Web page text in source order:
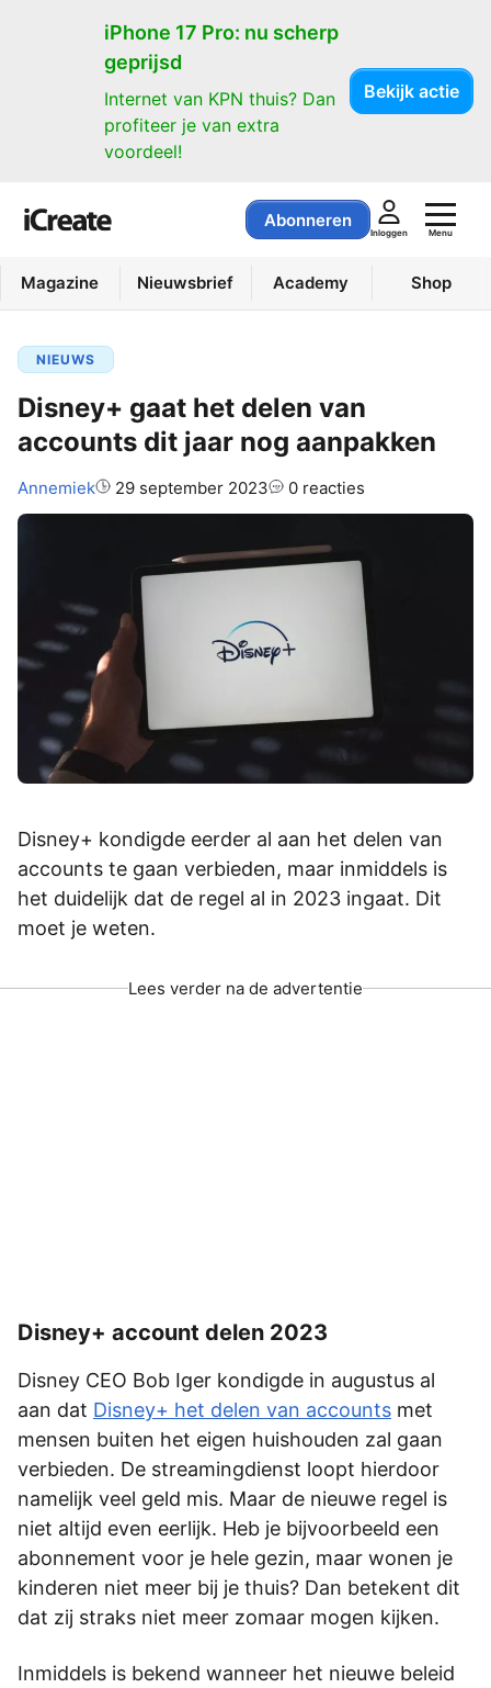
iPhone 17 Pro: nu scherp
geprijsd
Internet van KPN thuis? Dan
profiteer je van extra
voordeel!
Bekijk actie
Abonneren
Inloggen Menu
Magazine Nieuwsbrief Academy Shop
NIEUWS
Disney+ gaat het delen van
accounts dit jaar nog aanpakken
Auteur:
Annemiek 29 september 2023 0 reacties
Disney+ kondigde eerder al aan het delen van
accounts te gaan verbieden, maar inmiddels is
het duidelijk dat de regel al in 2023 ingaat. Dit
moet je weten.
Lees verder na de advertentie
Disney+ account delen 2023
Disney CEO Bob Iger kondigde in augustus al
aan dat Disney+ het delen van accounts met
mensen buiten het eigen huishouden zal gaan
verbieden. De streamingdienst loopt hierdoor
namelijk veel geld mis. Maar de nieuwe regel is
niet altijd even eerlijk. Heb je bijvoorbeeld een
abonnement voor je hele gezin, maar wonen je
kinderen niet meer bij je thuis? Dan betekent dit
dat zij straks niet meer zomaar mogen kijken.
Inmiddels is bekend wanneer het nieuwe beleid